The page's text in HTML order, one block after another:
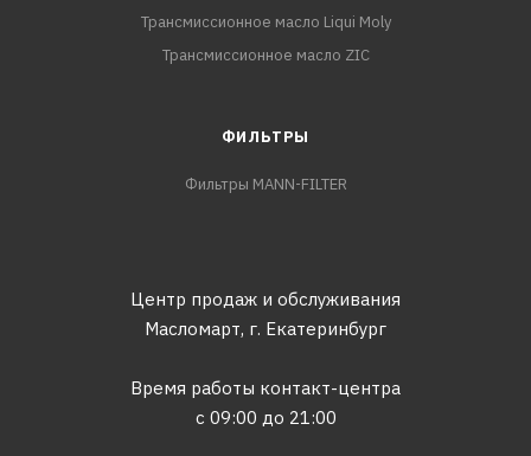
Трансмиссионное масло Liqui Moly
Трансмиссионное масло ZIC
ФИЛЬТРЫ
Фильтры MANN-FILTER
Центр продаж и обслуживания
Масломарт, г. Екатеринбург
Время работы контакт-центра
с 09:00 до 21:00